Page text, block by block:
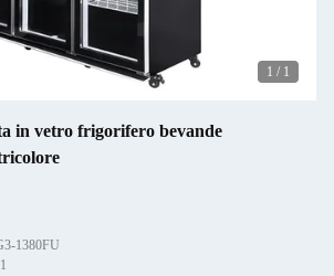
1 / 1
in vetro frigorifero bevande
1380FU